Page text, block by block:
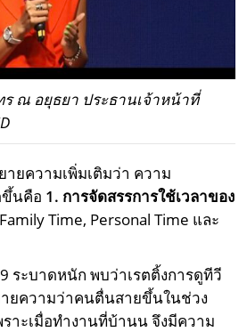
ณ อยุธยา ประธานเจ้าหน้าที่
ายความเพิ่มเติมว่า ความ
ขึ้นคือ 1. การจัดสรรการใช้เวลาของ
Time, Personal Time และ
ระบาดหนัก พบว่าเรตติ้งการดูทีวี
ยความว่าคนตื่นสายขึ้นในช่วง
าะเมื่อทำงานที่บ้านน จึงมีความ